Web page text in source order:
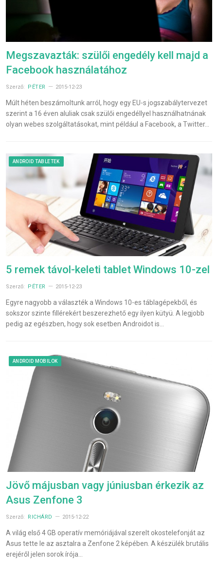
Megszavazták: szülői engedély kell majd a
Facebook használatához
Szerző: PÉTER 2015-12-23
Múlt héten beszámoltunk arról, hogy egy EU-s jogszabálytervezet
szerint a 16 éven aluliak csak szülői engedéllyel használhatnának
olyan webes szolgáltatásokat, mint például a Facebook, a Twitter…
ANDROID TABLETEK
5 remek távol-keleti tablet Windows 10-zel
Szerző: PÉTER 2015-12-23
Egyre nagyobb a választék a Windows 10-es táblagépekből, és
sokszor szinte fillérekért beszerezhető egy ilyen kütyü. A legjobb
pedig az egészben, hogy sok esetben Androidot is…
ANDROID MOBILOK
Jövő májusban vagy júniusban érkezik az
Asus Zenfone 3
Szerző: RICHÁRD 2015-12-22
A világ első 4 GB operatív memóriájával szerelt okostelefonját az
Asus tette le az asztalra a Zenfone 2 képében. A készülék brutális
erejéről jelen sorok írója…